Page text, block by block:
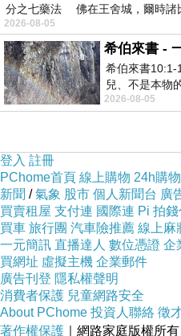
分之七藥法 佛在王舍城，爾時諸
2026-08-05
希伯來書 -
希伯來書10:1-
兒、不是本物
祭物、叫那近
2026-08-05
登入 註冊
PChome首頁 線上購物 24h購物
新聞 /氣象 股市 個人新聞台 廣
買賣租屋 支付連 國際連 Pi 拍
買車 旅行團 汽車險推薦 線上麻
一元簡訊 直播達人 數位憑證 企
買網址 虛擬主機 企業郵件
廣告刊登 隱私權聲明
消費者保護 兒童網路安全
About PChome 投資人聯絡 徵
著作權保護 ｜網路家庭版權所